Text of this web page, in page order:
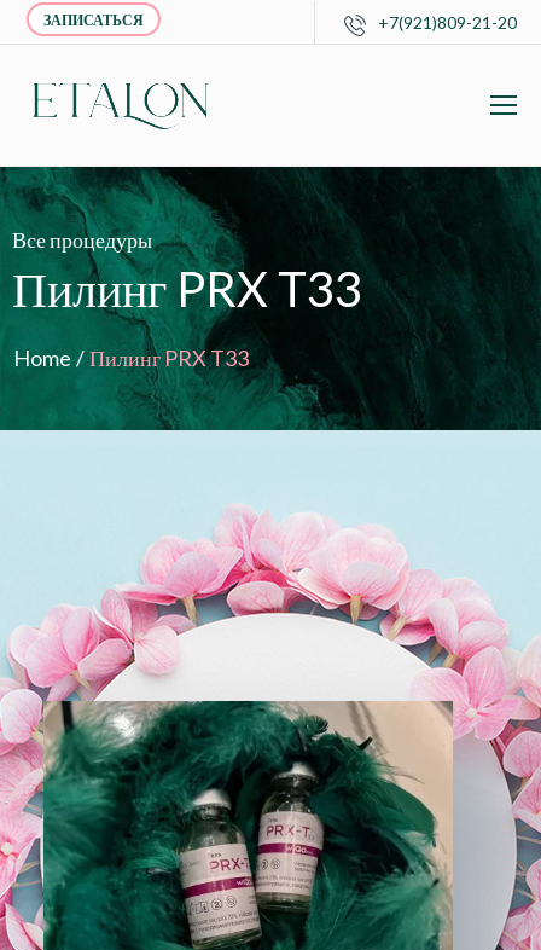
ЗАПИСАТЬСЯ +7(921)809-21-20
Все процедуры
Пилинг PRX T33
Home /Пилинг PRX T33